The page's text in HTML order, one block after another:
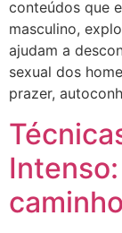
conteúdos que
masculino,
ajudam a
sexual dos
prazer,